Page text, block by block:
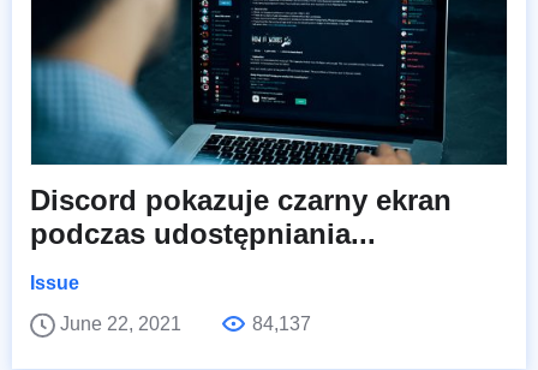
Discord pokazuje czarny ekran
podczas udostępniania...
Issue
June 22, 2021
84,137